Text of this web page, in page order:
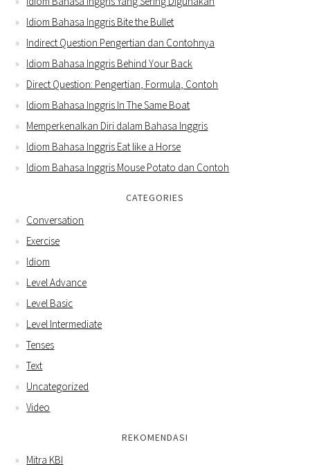
Idiom Bahasa Inggris Bite the Bullet
Indirect Question Pengertian dan Contohnya
Idiom Bahasa Inggris Behind Your Back
Direct Question: Pengertian, Formula, Contoh
Idiom Bahasa Inggris In The Same Boat
Memperkenalkan Diri dalam Bahasa Inggris
Idiom Bahasa Inggris Eat like a Horse
Idiom Bahasa Inggris Mouse Potato dan Contoh
CATEGORIES
Conversation
Exercise
Idiom
Level Advance
Level Basic
Level Intermediate
Tenses
Text
Uncategorized
Video
REKOMENDASI
Mitra KBI